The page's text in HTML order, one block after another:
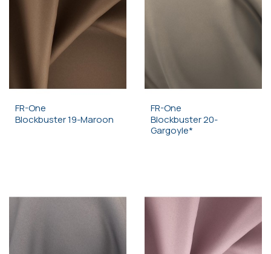
FR-One
Blockbuster 19-Maroon
FR-One
Blockbuster 20-
Gargoyle*